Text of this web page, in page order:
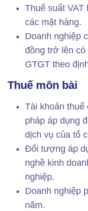
Thuế suất VAT
các mặt hàng.
Doanh nghiệp
đồng trở lên
GTGT theo
Thuế môn bài
Tài khoản
pháp áp dụng
dịch vụ của tổ
Đối tượng áp
nghề kinh
nghiệp.
Doanh nghiệp
năm.